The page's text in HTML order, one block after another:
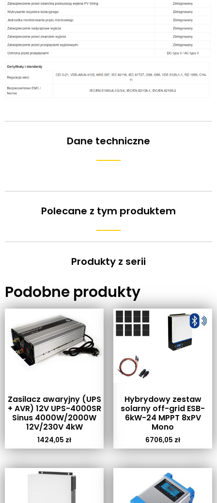
Dane techniczne
Polecane z tym produktem
Produkty z serii
Podobne produkty
Zasilacz awaryjny (UPS
+ AVR) 12V UPS-4000SR
Sinus 4000W/2000W
12V/230V 4kW
1424,05 zł
Hybrydowy zestaw
solarny off-grid ESB-
6kW-24 MPPT 8xPV
Mono
6706,05 zł